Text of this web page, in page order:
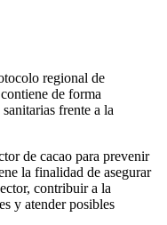
regional de
de forma
frente a la
de cacao para prevenir
la finalidad de asegurar
contribuir a la
y atender posibles